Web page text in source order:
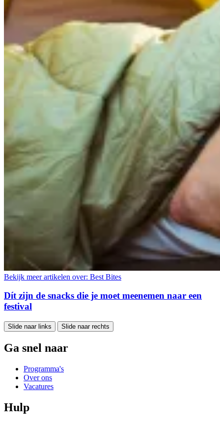
Bekijk meer artikelen over: Best Bites
Dít zijn de snacks die je moet meenemen naar een
festival
Slide naar links Slide naar rechts
Ga snel naar
Programma's
Over ons
Vacatures
Hulp